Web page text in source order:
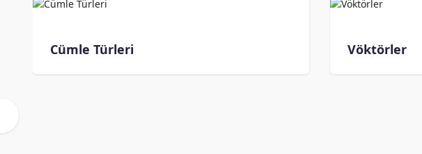
Cümle Türleri Vöktörler